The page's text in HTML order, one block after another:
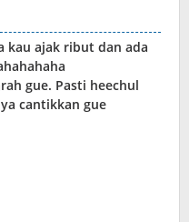
kau ajak ribut dan ada
gue. Pasti heechul
cantikkan gue